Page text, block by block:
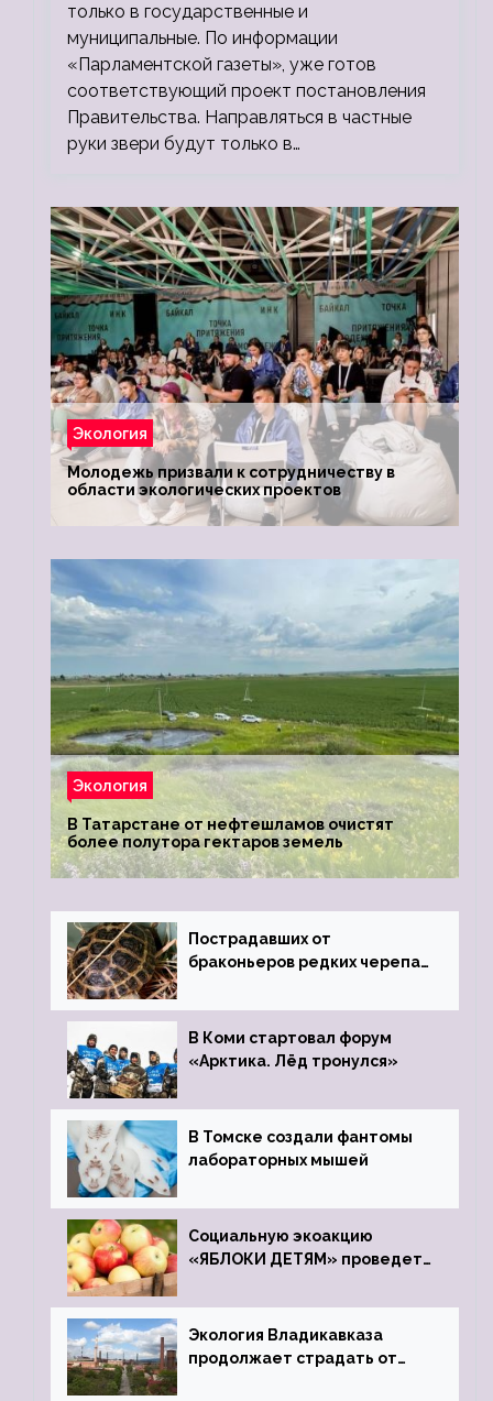
только в государственные и
муниципальные. По информации
«Парламентской газеты», уже готов
соответствующий проект постановления
Правительства. Направляться в частные
руки звери будут только в…
Экология
Молодежь призвали к сотрудничеству в
области экологических проектов
Экология
В Татарстане от нефтешламов очистят
более полутора гектаров земель
Пострадавших от
браконьеров редких черепах
зоопарк
В Коми стартовал форум
«Арктика. Лёд тронулся»
В Томске создали фантомы
лабораторных мышей
Социальную экоакцию
«ЯБЛОКИ ДЕТЯМ» проведет
Экология Владикавказа
продолжает страдать от